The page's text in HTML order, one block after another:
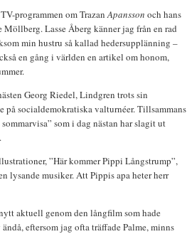
programmen om TrazanApansson och hans
Lasse Åberg känner jag från en rad
min hustru så kallad hedersupplänning –
en gång i världen en artikel om honom,
Georg Riedel, Lindgren trots sin
på socialdemokratiska valturnéer. Tillsammans
sommarvisa” som i dag nästan har slagit ut
”Här kommer Pippi Långstrump”,
lysande musiker. Att Pippis apa heter herr
aktuell genom den långfilm som hade
eftersom jag ofta träffade Palme, minns